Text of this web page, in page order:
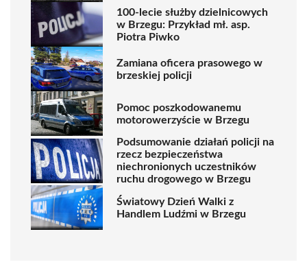
100-lecie służby dzielnicowych
w Brzegu: Przykład mł. asp.
Piotra Piwko
Zamiana oficera prasowego w
brzeskiej policji
Pomoc poszkodowanemu
motorowerzyście w Brzegu
Podsumowanie działań policji na
rzecz bezpieczeństwa
niechronionych uczestników
ruchu drogowego w Brzegu
Światowy Dzień Walki z
Handlem Ludźmi w Brzegu